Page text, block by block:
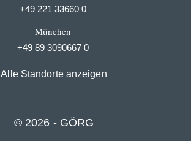
+49 221 33660 0
München
+49 89 3090667 0
Alle Standorte anzeigen
© 2026 - GÖRG